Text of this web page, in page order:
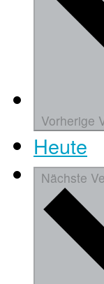
Vorherige
Heute
Nächste